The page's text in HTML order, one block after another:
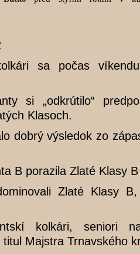
sa počas
si „odkrútilo“
Klasoch.
dobrý výsledok zo
B porazila Zlaté Klasy
Zlaté Klasy
kolkári, seniori
titul Majstra Trnavského